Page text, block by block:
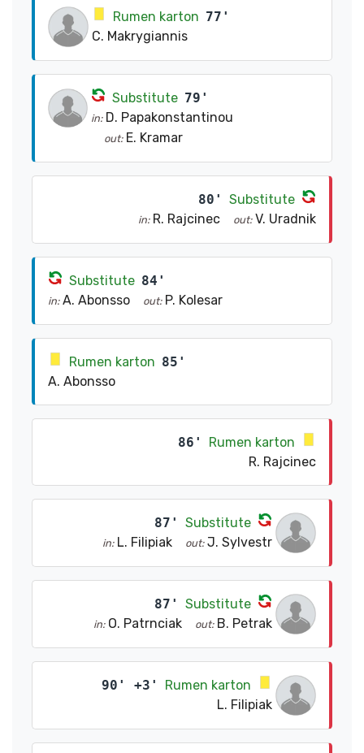
Rumen karton 77'
C. Makrygiannis
Substitute 79'
in: D. Papakonstantinou
out: E. Kramar
80' Substitute
in: R. Rajcinec out: V. Uradnik
Substitute 84'
in: A. Abonsso out: P. Kolesar
Rumen karton 85'
A. Abonsso
86'
Rumen karton
R. Rajcinec
87' Substitute
in: L. Filipiak out: J. Sylvestr
87' Substitute
in: O. Patrnciak out: B. Petrak
90' +3'
Rumen karton
L. Filipiak